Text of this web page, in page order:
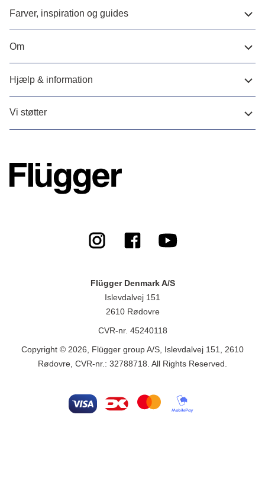
Farver, inspiration og guides
Om
Hjælp & information
Vi støtter
Flügger Denmark A/S
Islevdalvej 151
2610 Rødovre
CVR-nr. 45240118
Copyright © 2026, Flügger group A/S, Islevdalvej 151, 2610
Rødovre, CVR-nr.: 32788718. All Rights Reserved.